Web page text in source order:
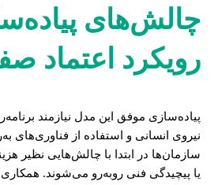
چالش‌های
رویکرد اعتماد
پیاده‌سازی موفق این مدل نیازمند
نیروی انسانی و استفاده از فناوری‌های
سازمان‌ها در ابتدا با چالش‌هایی نظیر
یا پیچیدگی فنی روبه‌رو می‌شوند.